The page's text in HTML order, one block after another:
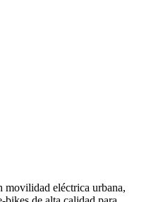
movilidad eléctrica urbana,